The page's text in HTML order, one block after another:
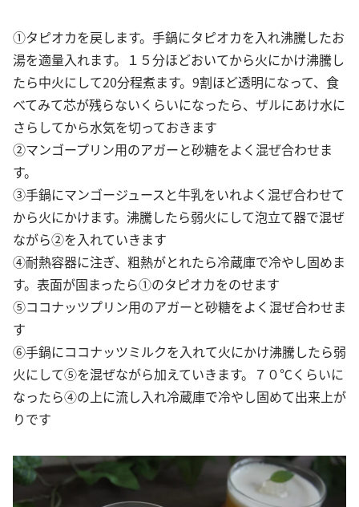
①タピオカを戻します。手鍋にタピオカを入れ沸騰したお
湯を適量入れます。１５分ほどおいてから火にかけ沸騰し
たら中火にして20分程煮ます。9割ほど透明になって、食
べてみて芯が残らないくらいになったら、ザルにあけ水に
さらしてから水気を切っておきます
②マンゴープリン用のアガーと砂糖をよく混ぜ合わせま
す。
③手鍋にマンゴージュースと牛乳をいれよく混ぜ合わせて
から火にかけます。沸騰したら弱火にして泡立て器で混ぜ
ながら②を入れていきます
④耐熱容器に注ぎ、粗熱がとれたら冷蔵庫で冷やし固めま
す。表面が固まったら①のタピオカをのせます
⑤ココナッツプリン用のアガーと砂糖をよく混ぜ合わせま
す
⑥手鍋にココナッツミルクを入れて火にかけ沸騰したら弱
火にして⑤を混ぜながら加えていきます。７０℃くらいに
なったら④の上に流し入れ冷蔵庫で冷やし固めて出来上が
りです